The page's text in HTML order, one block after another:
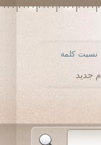
نسيت كلمة
جديد